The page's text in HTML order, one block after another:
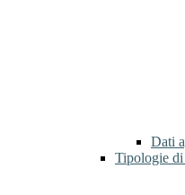
Dati
Tipologie